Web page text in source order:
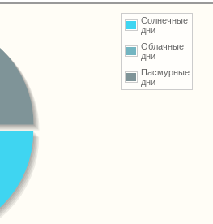
Солнечные
дни
Облачные
дни
Пасмурные
дни